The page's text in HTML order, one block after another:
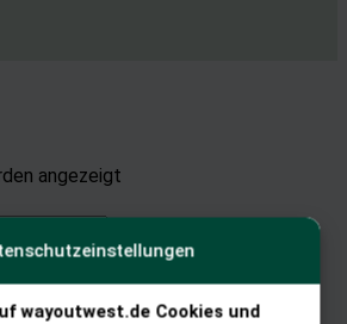
angezeigt
wayoutwest.de Cookies und